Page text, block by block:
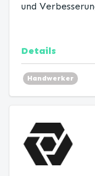
und
Details
Handwerker